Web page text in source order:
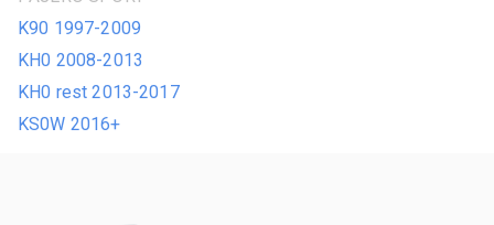
K90 1997-2009
KH0 2008-2013
KH0 rest 2013-2017
KS0W 2016+